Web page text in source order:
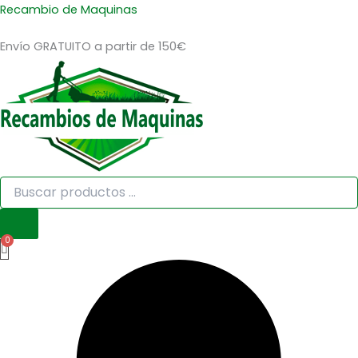
Ir
contenido
Recambio de Maquinas
Envío GRATUITO a partir de 150€
Búsqueda
productos
Búsqueda
productos
EXCENTRICA
18,
TH-
cantidad